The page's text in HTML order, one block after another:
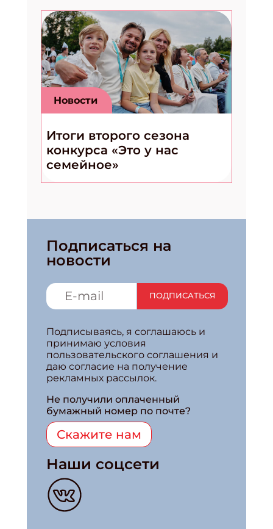
Новости
Итоги второго сезона
конкурса «Это у нас
семейное»
Подписаться на
новости
ПОДПИСАТЬСЯ
Подписываясь, я соглашаюсь и
принимаю условия
пользовательского соглашения и
даю согласие на получение
рекламных рассылок.
Не получили оплаченный
бумажный номер по почте?
Скажите нам
Наши соцсети